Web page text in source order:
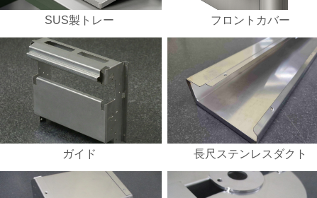
SUS製トレー フロントカバー
ガイド 長尺ステンレスダクト